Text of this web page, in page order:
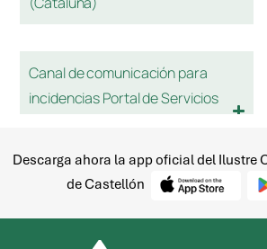
Descarga ahora la app oficial del Ilustre
de Castellón